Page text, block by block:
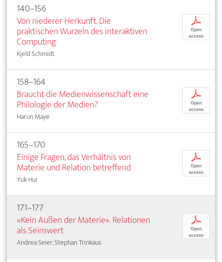
140–156
Von niederer Herkunft. Die
praktischen Wurzeln des interaktiven
Computing
Kjeld Schmidt
p
Open
access
158–164
Braucht die Medienwissenschaft eine
Philologie der Medien?
Harun Maye
p
Open
access
165–170
Einige Fragen, das Verhältnis von
Materie und Relation betreffend
Yuk Hui
p
Open
access
171–177
«Kein Außen der Materie». Relationen
als Seinswert
Andrea Seier, Stephan Trinkaus
p
Open
access